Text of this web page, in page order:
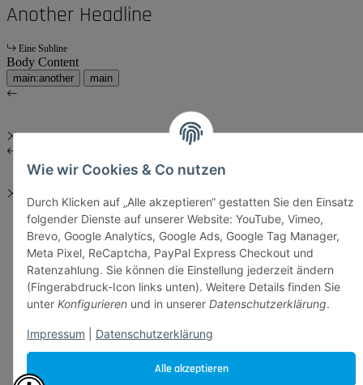
Alle akzeptieren
Wie wir Cookies & Co nutzen
Durch Klicken auf „Alle akzeptieren“ gestatten Sie den Einsatz
folgender Dienste auf unserer Website: YouTube, Vimeo,
Brevo, Google Analytics, Google Ads, Google Tag Manager,
Meta Pixel, ReCaptcha, PayPal Express Checkout und
Ratenzahlung. Sie können die Einstellung jederzeit ändern
(Fingerabdruck-Icon links unten). Weitere Details finden Sie
unter Konfigurieren und in unserer Datenschutzerklärung.
Impressum Datenschutzerklärung
Another Headline
Eine Subline
Body Content
main:another main